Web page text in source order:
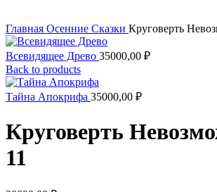
Главная Осенние Сказки Круговерть
Всевидящее Древо 35000,00 ₽
Back to products
Тайна Апокрифа 35000,00 ₽
Круговерть
11